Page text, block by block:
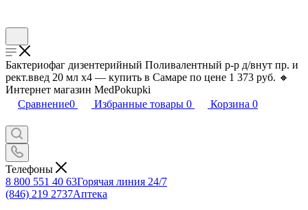
Бактериофаг дизентерийный Поливалентный р-р д/внут пр. и
рект.введ 20 мл х4 — купить в Самаре по цене 1 373 руб. 🔸
Интернет магазин MedPokupki
Сравнение0 Избранные товары 0 Корзина 0
Телефоны
8 800 551 40 63Горячая линия 24/7
(846) 219 2737Аптека